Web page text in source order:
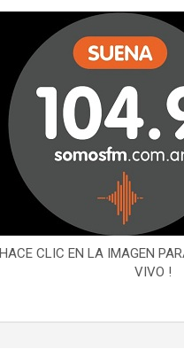
HACE CLIC EN LA IMAGEN
VIVO !